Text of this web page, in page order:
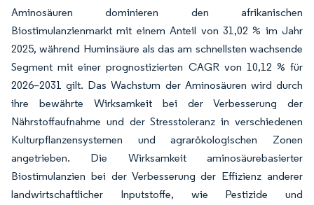
Aminosäuren dominieren den afrikanischen
Biostimulanzienmarkt mit einem Anteil von 31,02 % im Jahr
2025, während Huminsäure als das am schnellsten wachsende
Segment mit einer prognostizierten CAGR von 10,12 % für
2026–2031 gilt. Das Wachstum der Aminosäuren wird durch
ihre bewährte Wirksamkeit bei der Verbesserung der
Nährstoffaufnahme und der Stresstoleranz in verschiedenen
Kulturpflanzensystemen und agrarökologischen Zonen
angetrieben. Die Wirksamkeit aminosäurebasierter
Biostimulanzien bei der Verbesserung der Effizienz anderer
landwirtschaftlicher Inputstoffe, wie Pestizide und